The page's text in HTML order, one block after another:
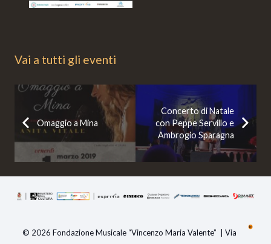
Vai a tutti gli eventi
Omaggio a Mina
Concerto di Natale
con Peppe Servillo e
Ambrogio Sparagna
© 2026 Fondazione Musicale “Vincenzo Maria Valente” | Via